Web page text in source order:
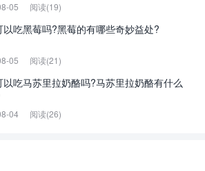
05 阅读(19)
以吃黑莓吗?黑莓的有哪些奇妙益处?
05 阅读(21)
以吃马苏里拉奶酪吗?马苏里拉奶酪有什么
04 阅读(26)